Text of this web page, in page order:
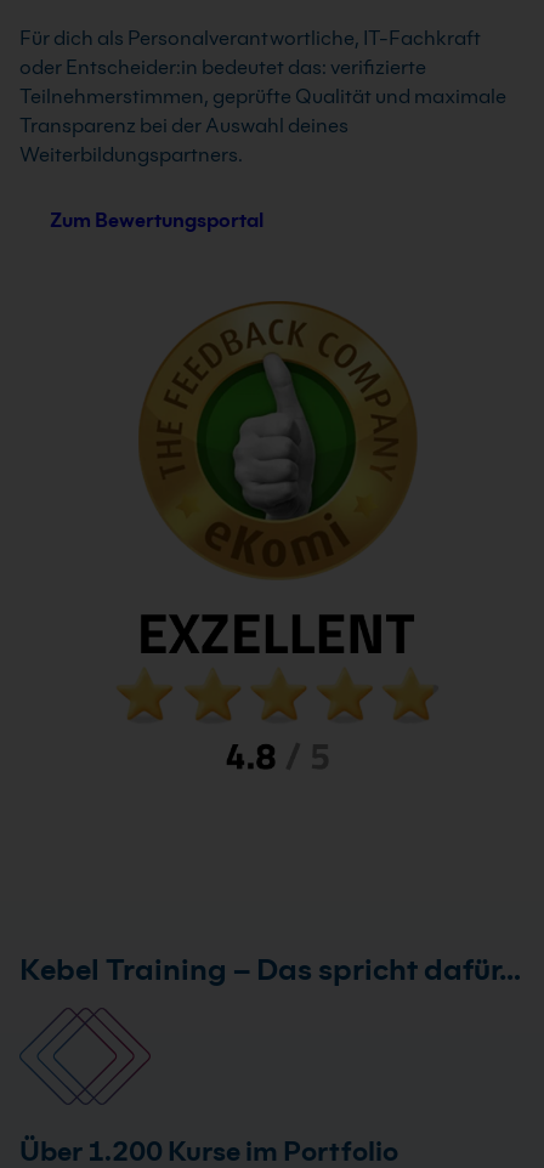
Für dich als Personalverantwortliche, IT-Fachkraft
oder Entscheider:in bedeutet das: verifizierte
Teilnehmerstimmen, geprüfte Qualität und maximale
Transparenz bei der Auswahl deines
Weiterbildungspartners.
Zum Bewertungsportal
Kebel Training – Das spricht dafür…
Über 1.200 Kurse im Portfolio